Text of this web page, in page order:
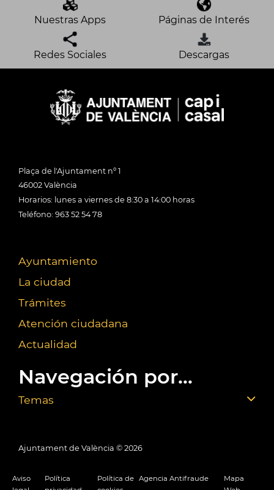
Nuestras Apps Páginas de Interés
Redes Sociales Descargas
Plaça de l'Ajuntament nº 1
46002 València
Horarios: lunes a viernes de 8:30 a 14:00 horas
Teléfono: 963 52 54 78
Ayuntamiento
La ciudad
Trámites
Atención ciudadana
Actualidad
Navegación por...
Temas
Ajuntament de València © 2026
Aviso
Política
Política de Agencia Antifraude
Mapa